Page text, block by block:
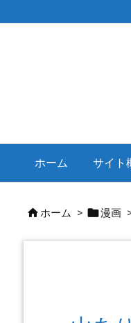
ホーム サイト
ホーム > 漫画